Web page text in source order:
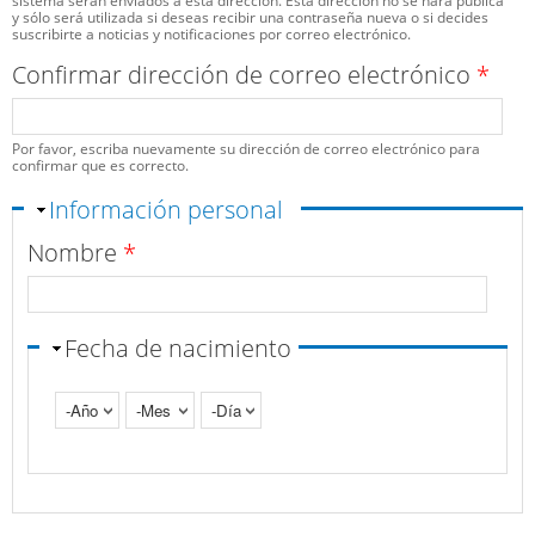
y sólo será utilizada si deseas recibir una contraseña nueva o si decides
suscribirte a noticias y notificaciones por correo electrónico.
Confirmar dirección de correo electrónico *
Por favor, escriba nuevamente su dirección de correo electrónico para
confirmar que es correcto.
Ocultar
Información personal
Nombre *
Fecha de nacimiento
Año
Mes Día